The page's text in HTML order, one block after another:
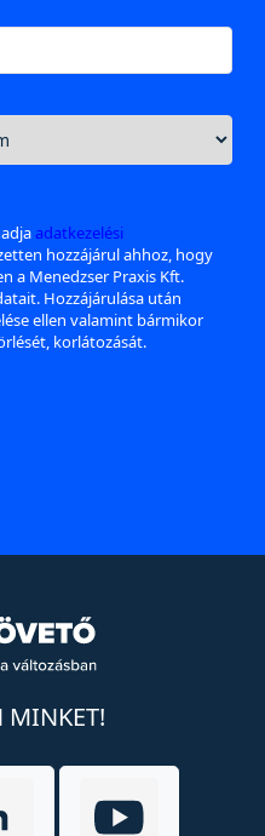
adatkezelési
hozzájárul ahhoz, hogy
a Menedzser Praxis Kft.
Hozzájárulása után
ellen valamint bármikor
korlátozását.
MINKET!